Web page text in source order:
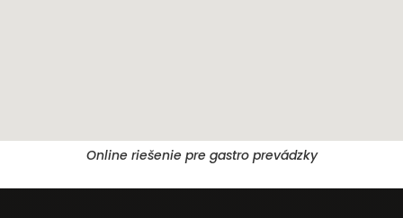
Online riešenie pre gastro prevádzky